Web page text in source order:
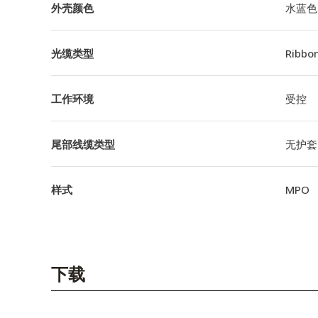
外壳颜色 水蓝色
光缆类型
工作环境 受控
尾部线缆类型 无护套
样式 MPO
下载